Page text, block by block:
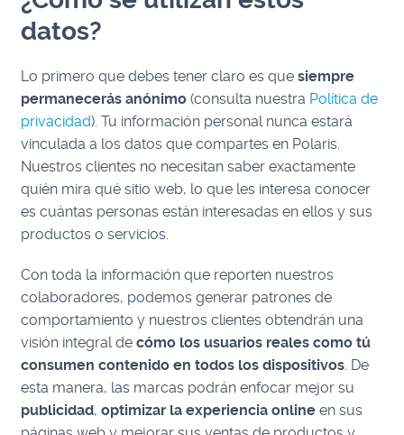
datos?
Lo primero que debes tener claro es que siempre
permanecerás anónimo (consulta nuestra Política de
privacidad). Tu información personal nunca estará
vinculada a los datos que compartes en Polaris.
Nuestros clientes no necesitan saber exactamente
quién mira qué sitio web, lo que les interesa conocer
es cuántas personas están interesadas en ellos y sus
productos o servicios.
Con toda la información que reporten nuestros
colaboradores, podemos generar patrones de
comportamiento y nuestros clientes obtendrán una
visión integral decómo los usuarios reales como tú
consumen contenido en todos los dispositivos . De
esta manera, las marcas podrán enfocar mejor su
publicidad,optimizar la experiencia online en sus